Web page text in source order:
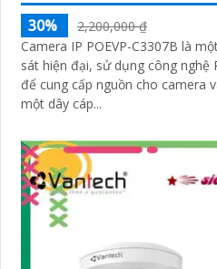
30%
2,200,000 ₫
Camera IP POEVP-C3307B là
sát hiện đại, sử dụng công nghệ
để cung cấp nguồn cho camera
một dây cáp...